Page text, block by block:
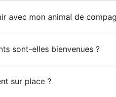
avec mon animal de
sont-elles bienvenues ?
sur place ?